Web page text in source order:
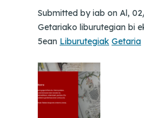
Submitted byiab on Al,
Getariako liburutegian bi
5ean Liburutegiak Getaria